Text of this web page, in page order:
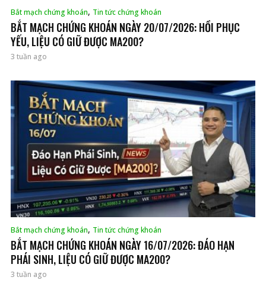
Bắt mạch chứng khoán, Tin tức chứng khoán
BẮT MẠCH CHỨNG KHOÁN NGÀY 20/07/2026: HỒI PHỤC
YẾU, LIỆU CÓ GIỮ ĐƯỢC MA200?
3 tuần ago
Bắt mạch chứng khoán, Tin tức chứng khoán
BẮT MẠCH CHỨNG KHOÁN NGÀY 16/07/2026: ĐÁO HẠN
PHÁI SINH, LIỆU CÓ GIỮ ĐƯỢC MA200?
3 tuần ago